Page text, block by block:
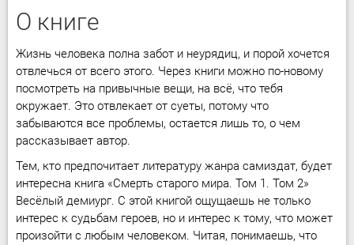
О книге
Жизнь человека полна забот и неурядиц, и порой хочется
отвлечься от всего этого. Через книги можно по-новому
посмотреть на привычные вещи, на всё, что тебя
окружает. Это отвлекает от суеты, потому что
забываются все проблемы, остается лишь то, о чем
рассказывает автор.
Тем, кто предпочитает литературу жанра самиздат, будет
интересна книга «Смерть старого мира. Том 1. Том 2»
Весёлый демиург. С этой книгой ощущаешь не только
интерес к судьбам героев, но и интерес к тому, что может
произойти с любым человеком. Читая, понимаешь, что